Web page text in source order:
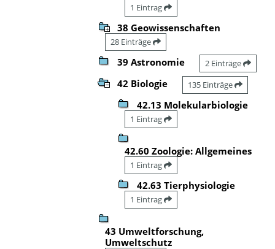
1 Eintrag
38 Geowissenschaften
28 Einträge
39 Astronomie 2 Einträge
42 Biologie 135 Einträge
42.13 Molekularbiologie
1 Eintrag
42.60 Zoologie: Allgemeines
1 Eintrag
42.63 Tierphysiologie
1 Eintrag
43 Umweltforschung,
Umweltschutz